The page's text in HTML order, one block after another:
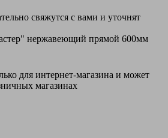
свяжутся с вами и уточнят
нержавеющий прямой 600мм
для интернет-магазина и может
магазинах